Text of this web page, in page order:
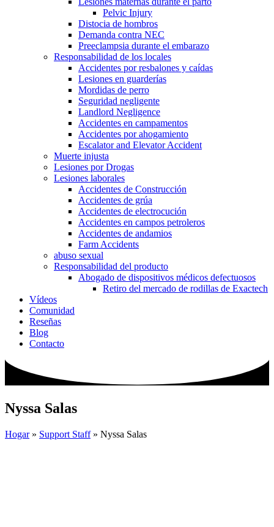
Pelvic Injury
Distocia de hombros
Demanda contra NEC
Preeclampsia durante el embarazo
Responsabilidad de los locales
Accidentes por resbalones y caídas
Lesiones en guarderías
Mordidas de perro
Seguridad negligente
Landlord Negligence
Accidentes en campamentos
Accidentes por ahogamiento
Escalator and Elevator Accident
Muerte injusta
Lesiones por Drogas
Lesiones laborales
Accidentes de Construcción
Accidentes de grúa
Accidentes de electrocución
Accidentes en campos petroleros
Accidentes de andamios
Farm Accidents
abuso sexual
Responsabilidad del producto
Abogado de dispositivos médicos defectuosos
Retiro del mercado de rodillas de Exactech
Vídeos
Comunidad
Reseñas
Blog
Contacto
Nyssa Salas
Hogar» Support Staff» Nyssa Salas